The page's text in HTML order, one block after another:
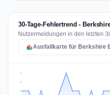
30-Tage-Fehlertrend -
Nutzermeldungen in den letzten
Ausfallkarte für Berkshire
1
2
2